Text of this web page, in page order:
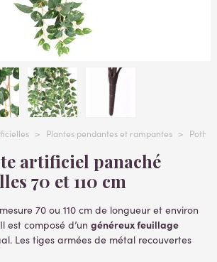
> Plantes pendantes et rampantes >
70 et 110 cm
70 ou 110 cm de longueur et environ
est composé d’un généreux feuillage
Les tiges armées de métal recouvertes
sont liées les unes aux autres par un piquet